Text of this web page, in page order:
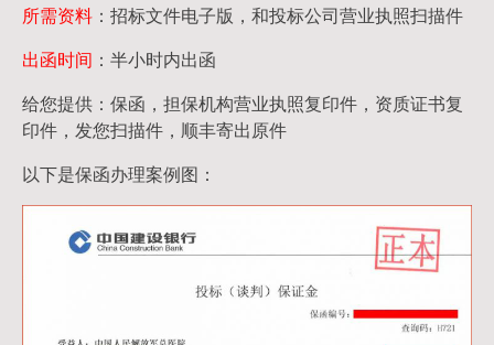
所需资料 ：招标文件电子版，和投标公司营业执照扫描件
出函时间 ：半小时内出函
给您提供：保函，担保机构营业执照复印件，资质证书复
印件，发您扫描件，顺丰寄出原件
以下是保函办理案例图：